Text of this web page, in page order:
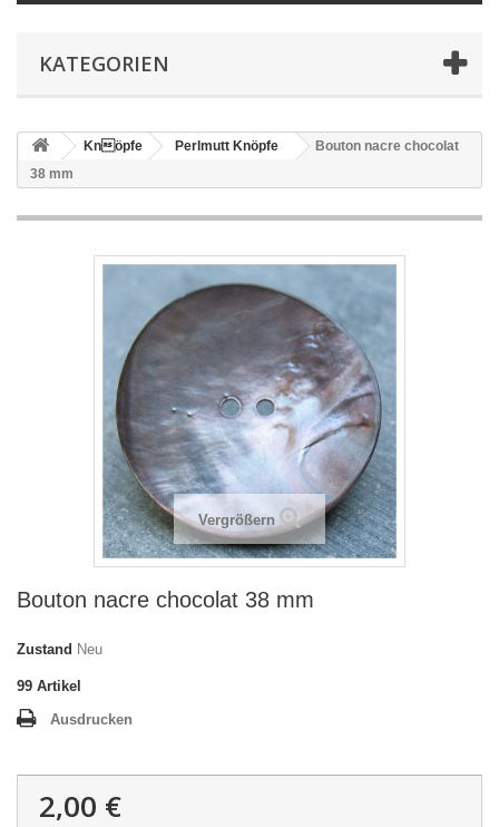
KATEGORIEN
Knöpfe Perlmutt Knöpfe
Bouton nacre chocolat
38 mm
Vergrößern
Bouton nacre chocolat 38 mm
Zustand Neu
99 Artikel
Ausdrucken
2,00 €